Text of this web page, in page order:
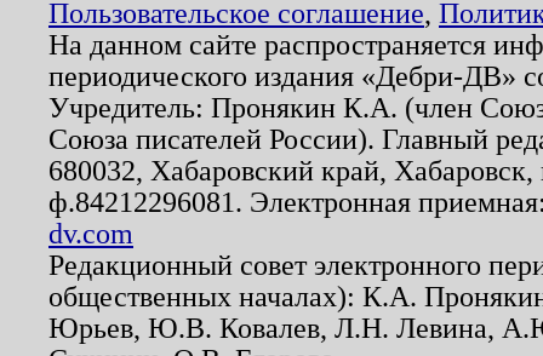
Пользовательское соглашение,
На данном сайте распространяется
периодического издания «Дебри-ДВ»
Учредитель: Пронякин К.А. (член
Союза писателей России). Главный
680032, Хабаровский край,
ф.84212296081. Электронная
dv.com
Редакционный совет электронного
общественных началах): К.А.
Юрьев, Ю.В. Ковалев, Л.Н. Левина,